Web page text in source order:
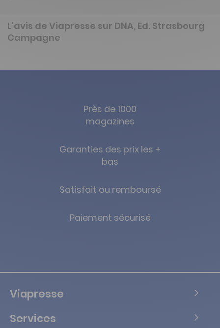
L'avis de Viapresse sur DNA, Ed. Strasbourg
Campagne
Près de 1000
magazines
Garanties des prix les +
bas
Satisfait ou remboursé
Paiement sécurisé
Viapresse
Services